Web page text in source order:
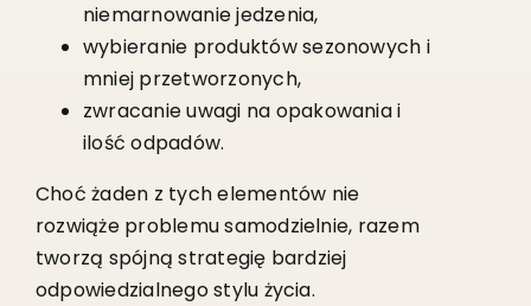
niemarnowanie jedzenia,
wybieranie produktów sezonowych i
mniej przetworzonych,
zwracanie uwagi na opakowania i
ilość odpadów.
Choć żaden z tych elementów nie
rozwiąże problemu samodzielnie, razem
tworzą spójną strategię bardziej
odpowiedzialnego stylu życia.